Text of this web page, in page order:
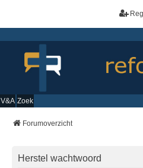
V&A Zoek
Forumoverzicht
Herstel wachtwoord